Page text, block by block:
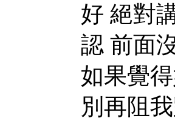
好 絕對
認 前面
如果覺
別再阻